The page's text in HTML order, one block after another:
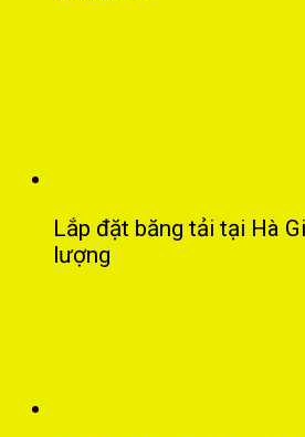
Lắp đặt băng tải tại Hà
lượng